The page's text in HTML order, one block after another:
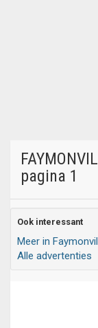
pagina 1
Ook interessant
Meer in
Alle advertenties